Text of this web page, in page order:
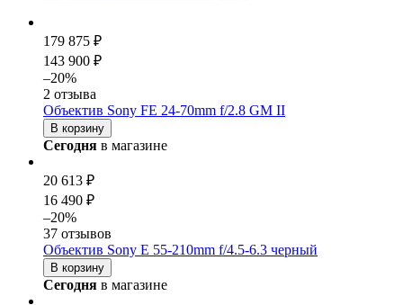
179 875 ₽
143 900 ₽
–20%
2 отзыва
Объектив Sony FE 24-70mm f/2.8 GM II
В корзину
Сегодня в магазине
20 613 ₽
16 490 ₽
–20%
37 отзывов
Объектив Sony E 55-210mm f/4.5-6.3 черный
В корзину
Сегодня в магазине